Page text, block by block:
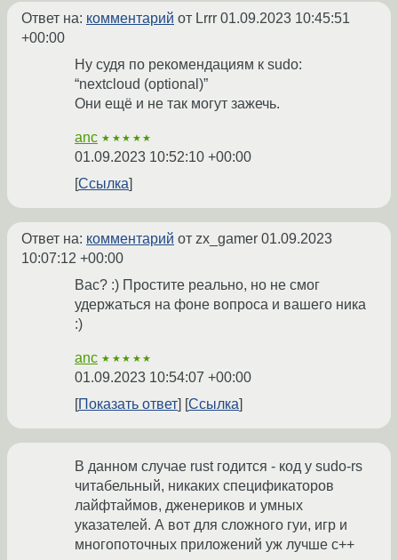
Ответ на: комментарий от Lrrr 01.09.2023 10:45:51
+00:00
Ну судя по рекомендациям к sudo:
“nextcloud (optional)”
Они ещё и не так могут зажечь.
anc ★★★★★
01.09.2023 10:52:10 +00:00
Ссылка
Ответ на: комментарий от zx_gamer 01.09.2023
10:07:12 +00:00
Вас? :) Простите реально, но не смог
удержаться на фоне вопроса и вашего ника
:)
anc ★★★★★
01.09.2023 10:54:07 +00:00
Показать ответ
Ссылка
В данном случае rust годится - код у sudo-rs
читабельный, никаких спецификаторов
лайфтаймов, дженериков и умных
указателей. А вот для сложного гуи, игр и
многопоточных приложений уж лучше c++